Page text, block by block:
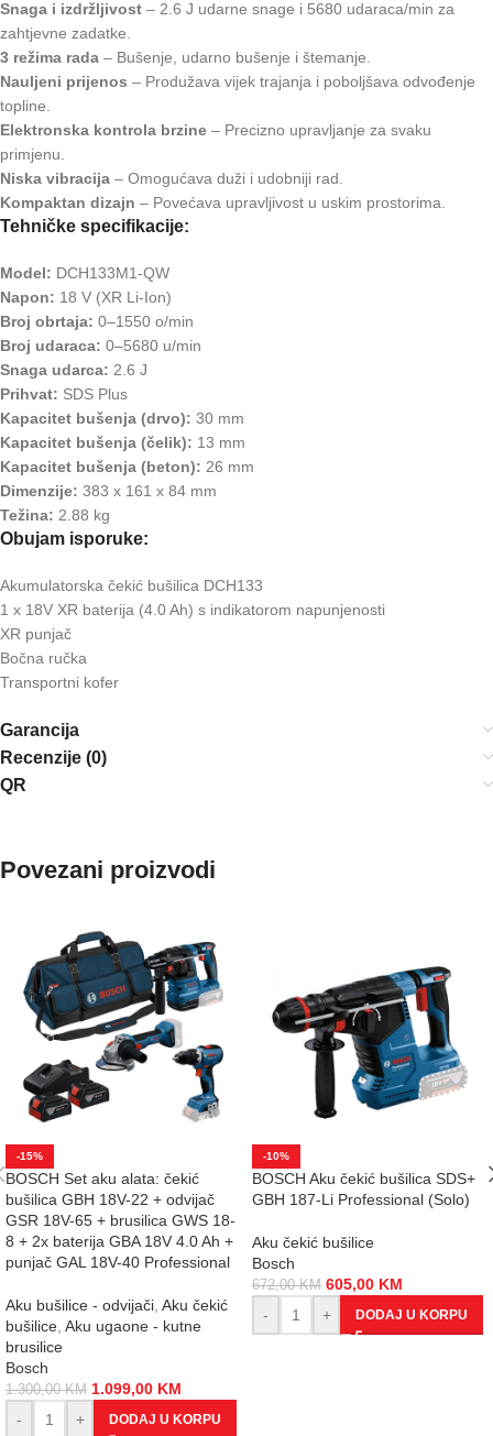
Snaga i izdržljivost – 2.6 J udarne snage i 5680 udaraca/min za
zahtjevne zadatke.
3 režima rada – Bušenje, udarno bušenje i štemanje.
Nauljeni prijenos – Produžava vijek trajanja i poboljšava odvođenje
topline.
Elektronska kontrola brzine – Precizno upravljanje za svaku
primjenu.
Niska vibracija – Omogućava duži i udobniji rad.
Kompaktan dizajn – Povećava upravljivost u uskim prostorima.
Tehničke specifikacije:
Model: DCH133M1-QW
Napon: 18 V (XR Li-Ion)
Broj obrtaja: 0–1550 o/min
Broj udaraca: 0–5680 u/min
Snaga udarca: 2.6 J
Prihvat: SDS Plus
Kapacitet bušenja (drvo): 30 mm
Kapacitet bušenja (čelik): 13 mm
Kapacitet bušenja (beton): 26 mm
Dimenzije: 383 x 161 x 84 mm
Težina: 2.88 kg
Obujam isporuke:
Akumulatorska čekić bušilica DCH133
1 x 18V XR baterija (4.0 Ah) s indikatorom napunjenosti
XR punjač
Bočna ručka
Transportni kofer
Garancija
Recenzije (0)
QR
Povezani proizvodi
-15%
BOSCH Set aku alata: čekić
bušilica GBH 18V-22 + odvijač
GSR 18V-65 + brusilica GWS 18-
8 + 2x baterija GBA 18V 4.0 Ah +
punjač GAL 18V-40 Professional
Aku bušilice - odvijači, Aku čekić
bušilice, Aku ugaone - kutne
brusilice
Bosch
1.300,00KM 1.099,00 KM
-
+ DODAJ U KORPU
-10%
BOSCH Aku čekić bušilica SDS+
GBH 187-Li Professional (Solo)
Aku čekić bušilice
Bosch
672,00KM 605,00 KM
-
+ DODAJ U KORPU